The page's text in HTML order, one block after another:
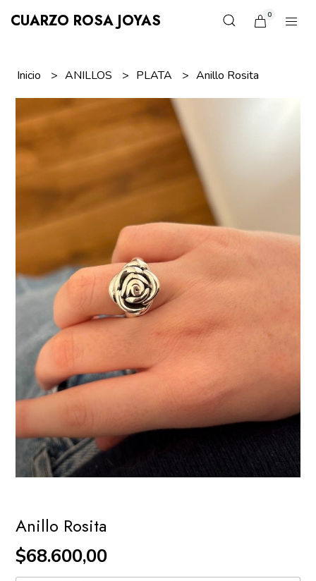
CUARZO ROSA JOYAS 0
Inicio ANILLOS PLATA Anillo Rosita
Anillo Rosita
$68.600,00